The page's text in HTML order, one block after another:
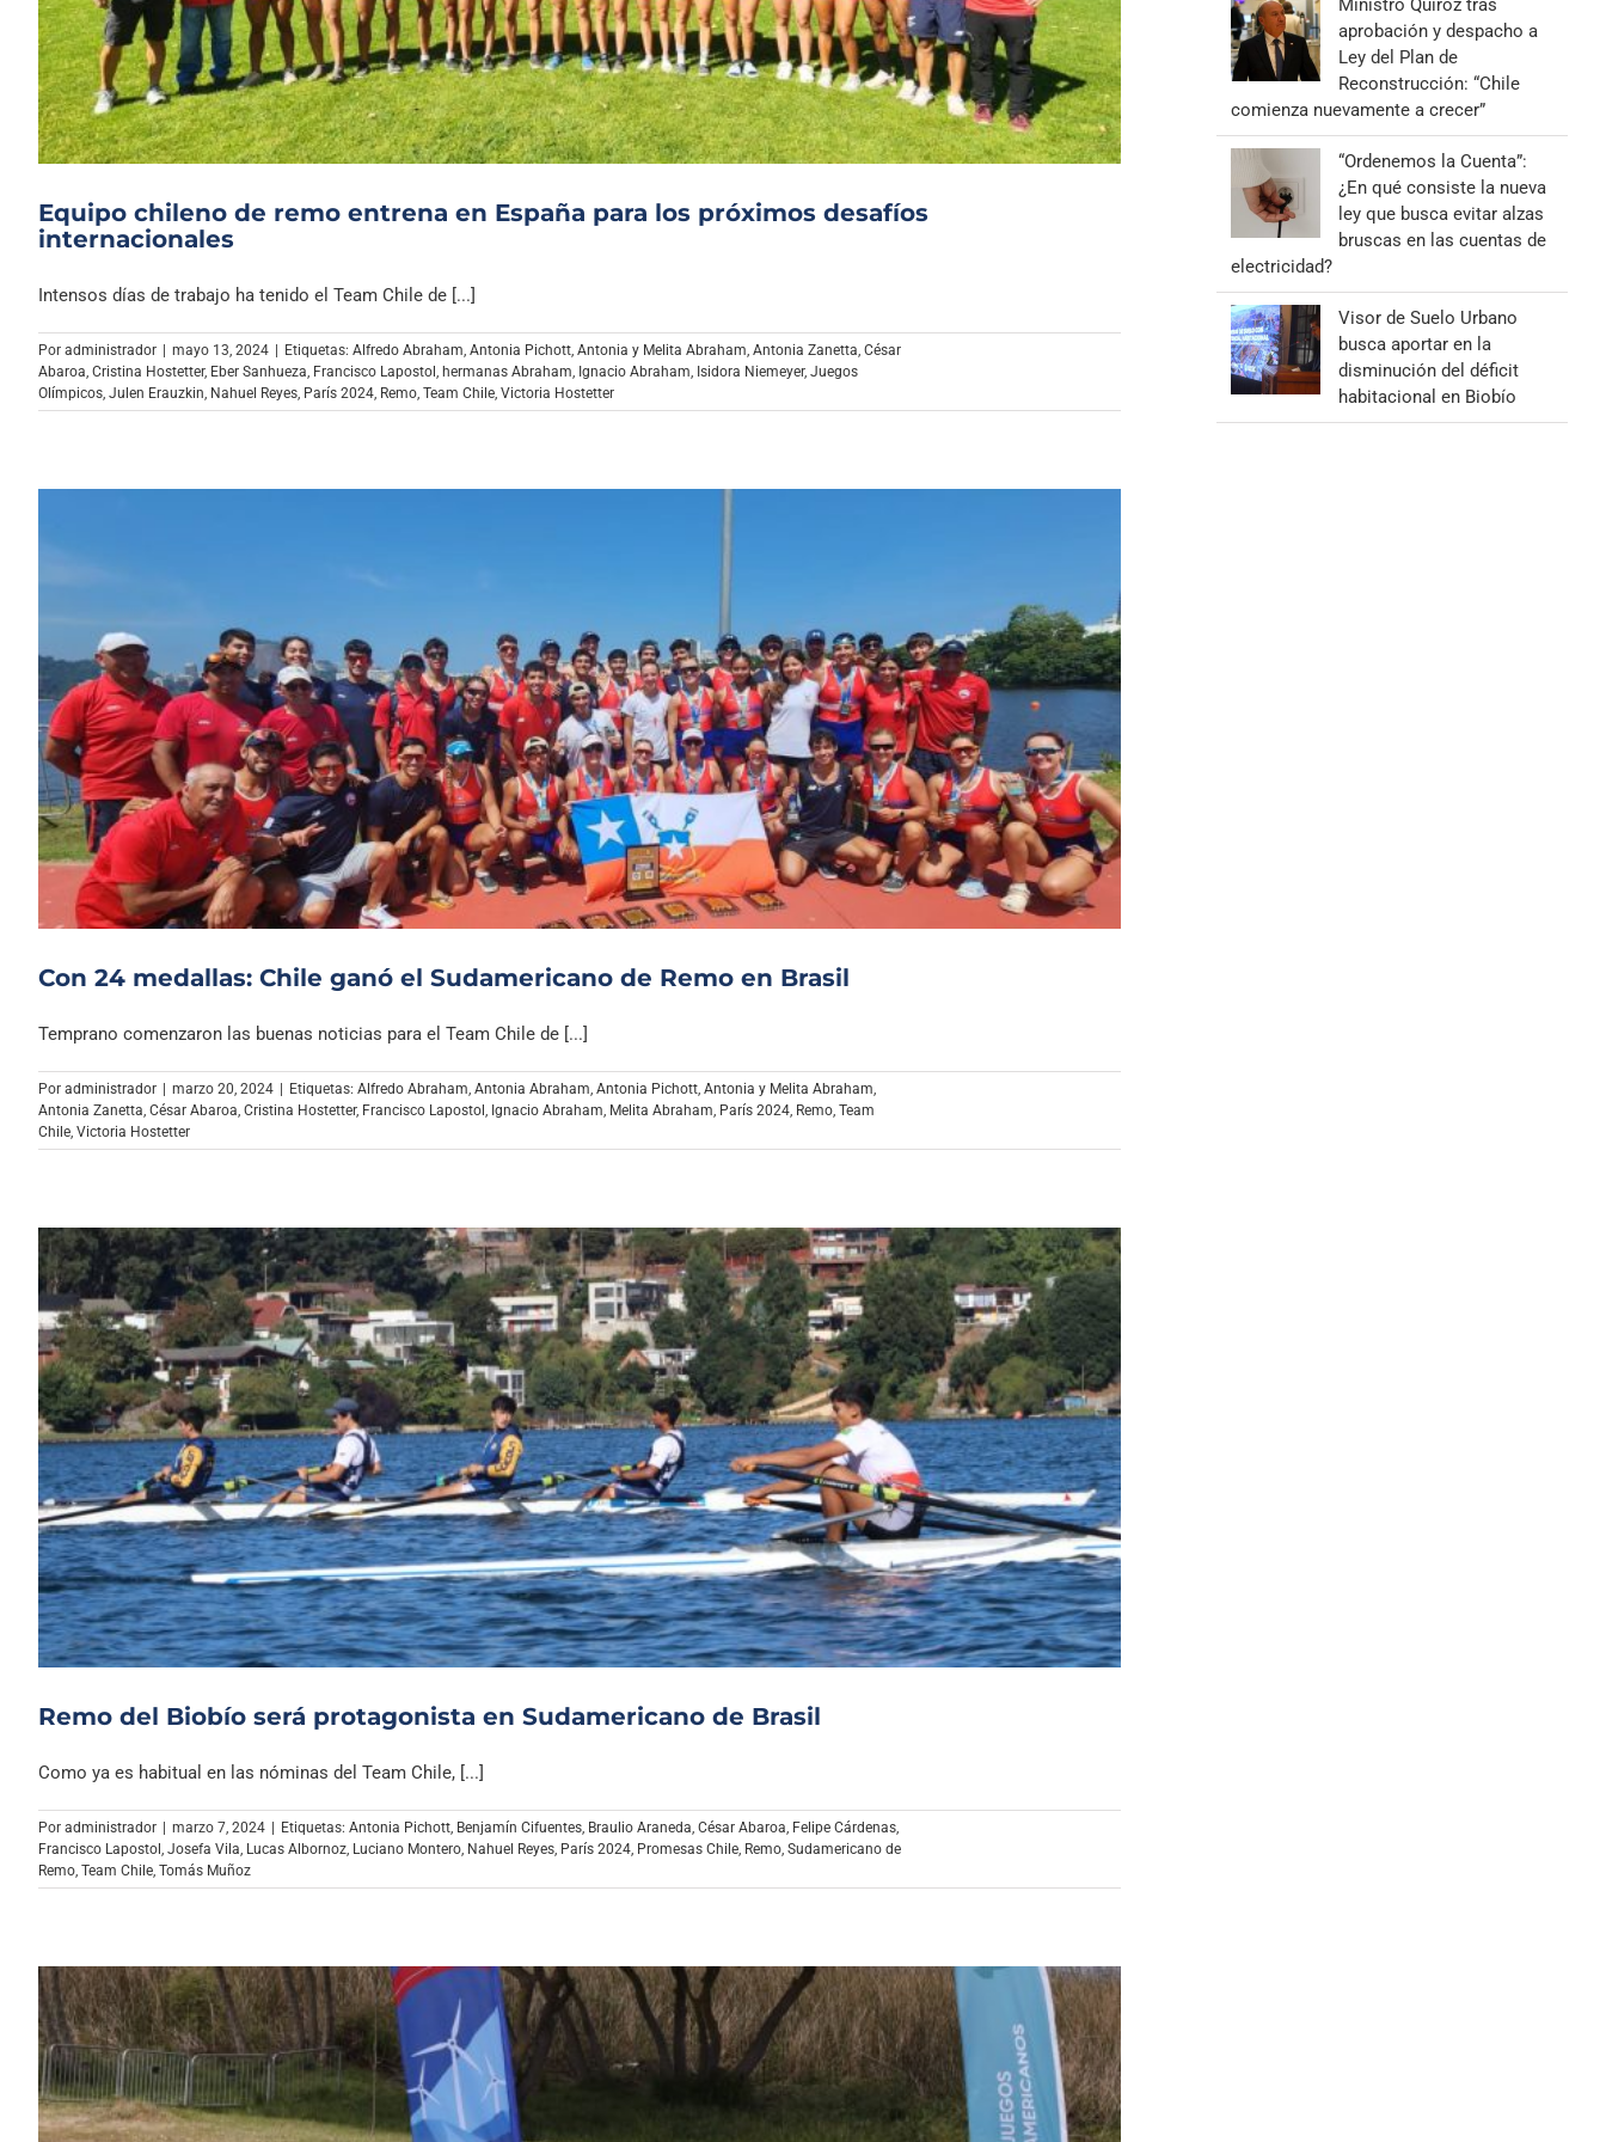
Archivo Sonoro
Equipo chileno de remo entrena en España para los próximos desafíos
internacionales
Intensos días de trabajo ha tenido el Team Chile de [...]
Por administrador | mayo 13, 2024 | Etiquetas: Alfredo Abraham Antonia Pichott Antonia y Melita Abraham Antonia Zanetta César
Abaroa Cristina Hostetter, Eber Sanhueza Francisco Lapostol hermanas Abraham Ignacio Abraham Isidora Niemeyer, Juegos
Olímpicos Julen Erauzkin Nahuel Reyes París 2024 Remo Team Chile Victoria Hostetter
Con 24 medallas: Chile ganó el Sudamericano de Remo en Brasil
Temprano comenzaron las buenas noticias para el Team Chile de [...]
Por administrador | marzo 20, 2024 | Etiquetas: Alfredo Abraham Antonia Abraham Antonia Pichott Antonia y Melita Abraham
Antonia Zanetta César Abaroa Cristina Hostetter, Francisco Lapostol Ignacio Abraham Melita Abraham París 2024 Remo Team
Chile Victoria Hostetter
Remo del Biobío será protagonista en Sudamericano de Brasil
Como ya es habitual en las nóminas del Team Chile, [...]
Por administrador | marzo 7, 2024 | Etiquetas: Antonia Pichott, Benjamín Cifuentes, Braulio Araneda, César Abaroa, Felipe Cárdenas,
Francisco Lapostol, Josefa Vila, Lucas Albornoz, Luciano Montero, Nahuel Reyes, París 2024, Promesas Chile, Remo, Sudamericano de
Remo, Team Chile, Tomás Muñoz
Ministro Quiroz tras
aprobación y despacho a
Ley del Plan de
Reconstrucción: “Chile
comienza nuevamente a crecer”
“Ordenemos la Cuenta”:
¿En qué consiste la nueva
ley que busca evitar alzas
bruscas en las cuentas de
electricidad?
Visor de Suelo Urbano
busca aportar en la
disminución del déficit
habitacional en Biobío